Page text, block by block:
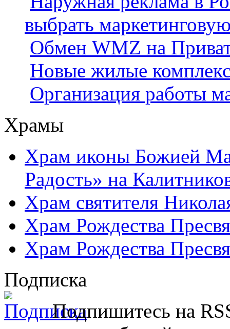
выбрать
Обмен WMZ на
Новые жилые
Организация работы
Храмы
Храм иконы Божией
Радость» на
Храм святителя
Храм Рождества
Храм Рождества
Подписка
Подпишитесь на